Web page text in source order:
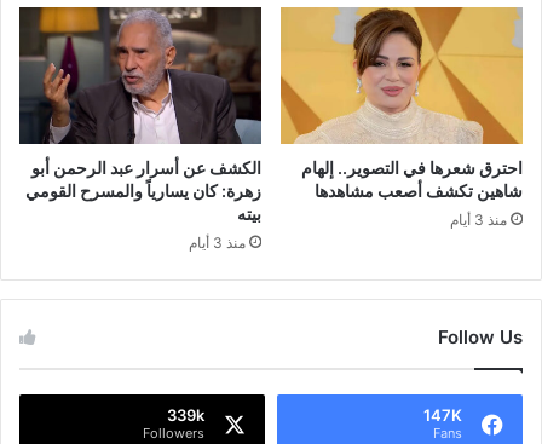
احترق شعرها في التصوير.. إلهام
شاهين تكشف أصعب مشاهدها
منذ 3 أيام
الكشف عن أسرار عبد الرحمن أبو
زهرة: كان يسارياً والمسرح القومي
بيته
منذ 3 أيام
Follow Us
147K
Fans
339k
Followers